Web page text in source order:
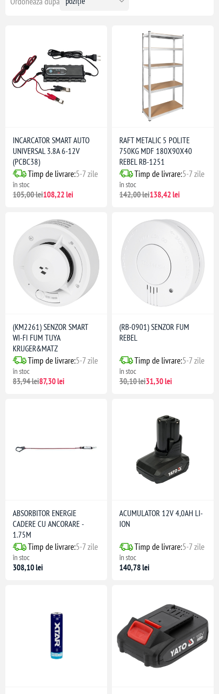
INCARCATOR SMART AUTO
UNIVERSAL 3.8A 6-12V
(PCBC38)
Timp de livrare:5-7 zile
în stoc
105,00 lei108,22 lei
RAFT METALIC 5 POLITE
750KG MDF 180X90X40
REBEL RB-1251
Timp de livrare:5-7 zile
în stoc
142,00 lei138,42 lei
(KM2261) SENZOR SMART
WI-FI FUM TUYA
KRUGER&MATZ
Timp de livrare:5-7 zile
în stoc
83,94 lei87,30 lei
(RB-0901) SENZOR FUM
REBEL
Timp de livrare:5-7 zile
în stoc
30,10 lei31,30 lei
ABSORBITOR ENERGIE
CADERE CU ANCORARE -
1.75M
Timp de livrare:5-7 zile
în stoc
308,10 lei
ACUMULATOR 12V 4,0AH LI-
ION
Timp de livrare:5-7 zile
în stoc
140,78 lei